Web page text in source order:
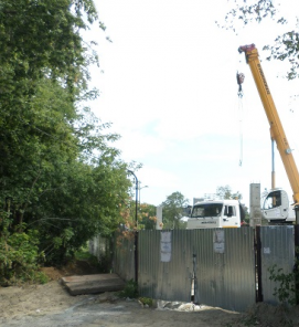
Перейти к основному содержанию